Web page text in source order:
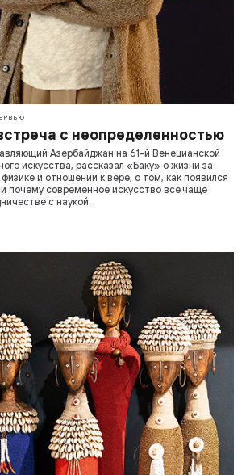
с неопределенностью
Азербайджан на 61-й Венецианской
искусства, рассказал «Баку» о жизни за
и отношении к вере, о том, как появился
почему современное искусство все чаще
с наукой.